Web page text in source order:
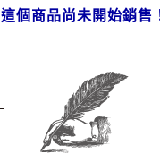
這個商品尚未開始銷售